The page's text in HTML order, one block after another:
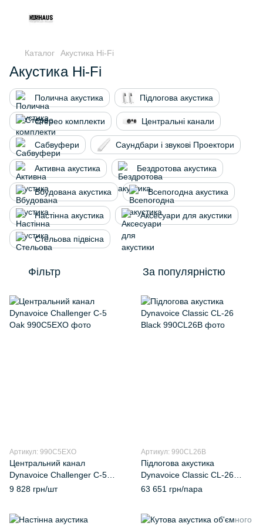
Каталог Акустика Hi-Fi
Акустика Hi-Fi
Полична акустика Підлогова акустика
Стерео комплекти Центральні канали
Сабвуфери Cаундбари і звукові Проектори
Активна акустика Бездротова акустика
Вбудована акустика Всепогодна акустика
Настінна акустика Аксесуари для акустики
Стельова підвісна
Фільтр За популярністю
Артикул: 990C5EXO
Центральний канал
Dynavoice Challenger C-5
Oak
9 828 грн/шт
Артикул: 990CL26B
Підлогова акустика
Dynavoice Classic CL-26
Black
63 651 грн/пара